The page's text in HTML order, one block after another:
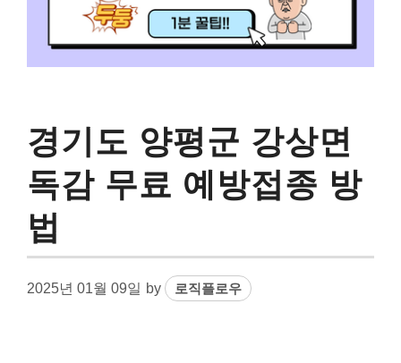
경기도 양평군 강상면
독감 무료 예방접종 방
법
2025년 01월 09일 by 로직플로우